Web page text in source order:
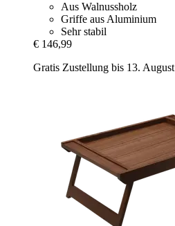
Aus Walnussholz
Griffe aus Aluminium
Sehr stabil
€ 146,99
Gratis Zustellung bis 13. August